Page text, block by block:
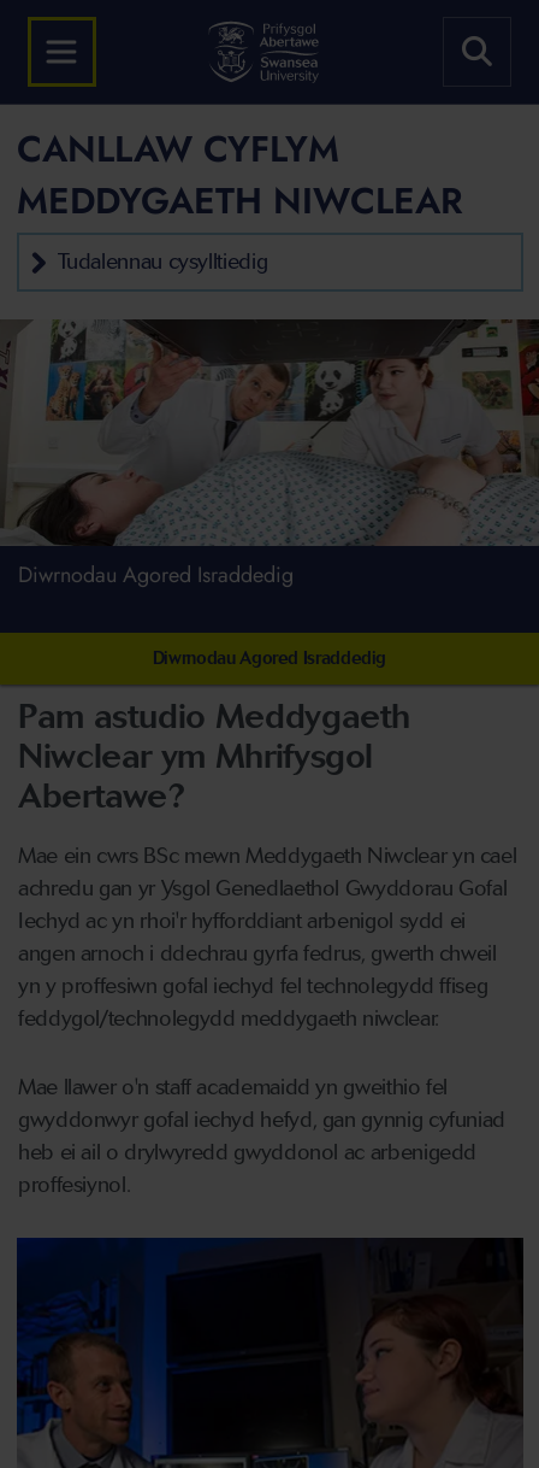
CANLLAW CYFLYM
MEDDYGAETH NIWCLEAR
Tudalennau cysylltiedig
Diwrnodau Agored Israddedig
Diwrnodau Agored Israddedig
Pam astudio Meddygaeth
Niwclear ym Mhrifysgol
Abertawe?
Mae ein cwrs BSc mewn Meddygaeth Niwclear yn cael
achredu gan yr Ysgol Genedlaethol Gwyddorau Gofal
Iechyd ac yn rhoi'r hyfforddiant arbenigol sydd ei
angen arnoch i ddechrau gyrfa fedrus, gwerth chweil
yn y proffesiwn gofal iechyd fel technolegydd ffiseg
feddygol/technolegydd meddygaeth niwclear.
Mae llawer o'n staff academaidd yn gweithio fel
gwyddonwyr gofal iechyd hefyd, gan gynnig cyfuniad
heb ei ail o drylwyredd gwyddonol ac arbenigedd
proffesiynol.